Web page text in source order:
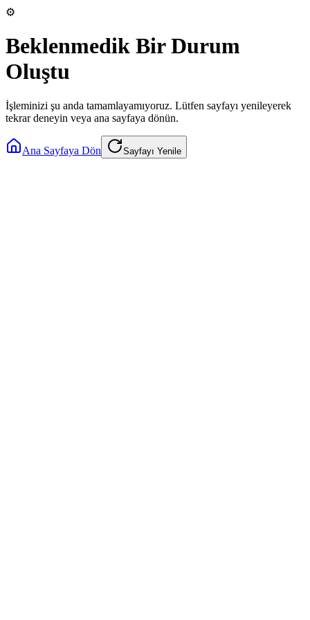
⚙️
Beklenmedik Bir Durum
Oluştu
İşleminizi şu anda tamamlayamıyoruz. Lütfen sayfayı yenileyerek
tekrar deneyin veya ana sayfaya dönün.
Ana Sayfaya Dön Sayfayı Yenile